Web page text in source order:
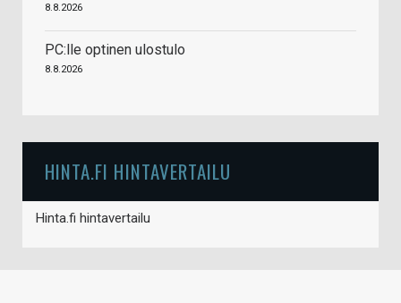
8.8.2026
PC:lle optinen ulostulo
8.8.2026
HINTA.FI HINTAVERTAILU
Hinta.fi hintavertailu